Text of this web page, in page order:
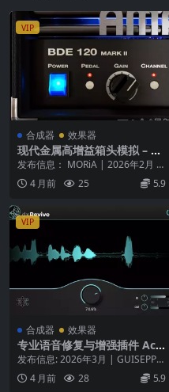
VIP
合成器 效果器
现代金属高增益箱头模拟 – Bo
gren Digital Ampknob BDE
120 v1.0.230 U2B Mac [MO
RiA]
发布信息： MORiA | 2026年2月 平
台： macOS (Univers...
4 月前 25 5.9
VIP
合成器 效果器
专业语音修复与增强插件 Acc
entize dxRevive Pro v1.2.8
macOS
发布信息: 2026年3月 | GUISEPPE
软件类型: 专业语音修复与增强...
4 月前 28 5.9